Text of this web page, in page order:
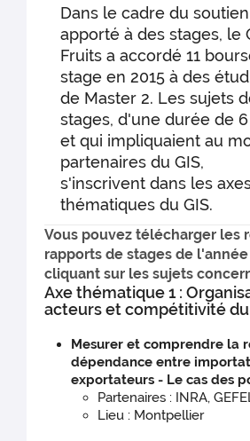
Dans le cadre du soutien
apporté à des stages, le
Fruits a accordé 11
stage en 2015 à des
de Master 2. Les sujets
stages, d'une durée de
et qui impliquaient au
partenaires du GIS,
s'inscrivent dans les
thématiques du GIS.
Vous pouvez télécharger les
rapports de stages de l'année
cliquant sur les sujets
Axe thématique 1 :
acteurs et compétitivité
Mesurer et comprendre la
dépendance entre
exportateurs - Le cas des
Partenaires : INRA,
Lieu : Montpellier